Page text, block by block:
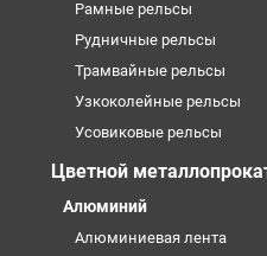
Рамные рельсы
Рудничные рельсы
Трамвайные рельсы
Узкоколейные рельсы
Усовиковые рельсы
Цветной
Алюминий
Алюминиевая лента